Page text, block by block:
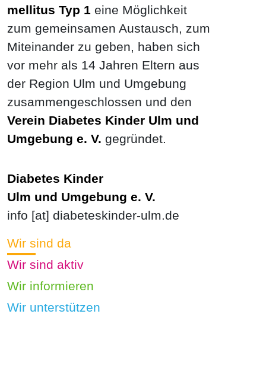
mellitus Typ 1 eine Möglichkeit
zum gemeinsamen Austausch, zum
Miteinander zu geben, haben sich
vor mehr als 14 Jahren Eltern aus
der Region Ulm und Umgebung
zusammengeschlossen und den
Verein Diabetes Kinder Ulm und
Umgebung e. V. gegründet.
Diabetes Kinder
Ulm und Umgebung e. V.
info [at] diabeteskinder-ulm.de
Wir sind da
Wir sind aktiv
Wir informieren
Wir unterstützen